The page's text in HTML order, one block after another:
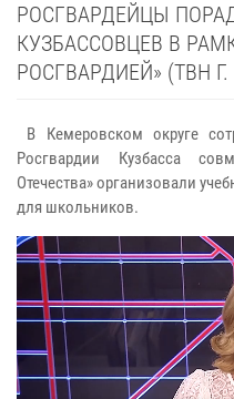
РОСГВАРДЕЙЦЫ
КУЗБАССОВЦЕВ В
РОСГВАРДИЕЙ» (ТВН
В Кемеровском округе
Росгвардии Кузбасса
Отечества» организовали
для школьников.